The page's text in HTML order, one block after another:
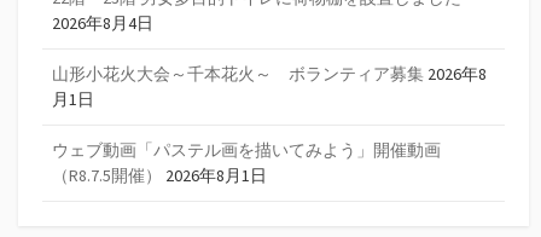
2026年8月4日
山形小花火大会～千本花火～ ボランティア募集 2026年8
月1日
ウェブ動画「パステル画を描いてみよう」開催動画
（R8.7.5開催）
2026年8月1日